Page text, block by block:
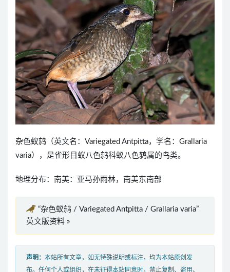
杂色蚁鸫（英文名：Variegated Antpitta，学名：Grallaria
varia），是雀形目蚁八色鸫科蚁八色鸫属的鸟类。
地理分布：南美：亚马孙雨林，南美东南部
“杂色蚁鸫 / Variegated Antpitta / Grallaria varia”
英文版资料 »
声明： 本站所有文章，如无特殊说明或标注，均为本站原创发
布。任何个人或组织，在未征得本站同意时，禁止复制、盗用、